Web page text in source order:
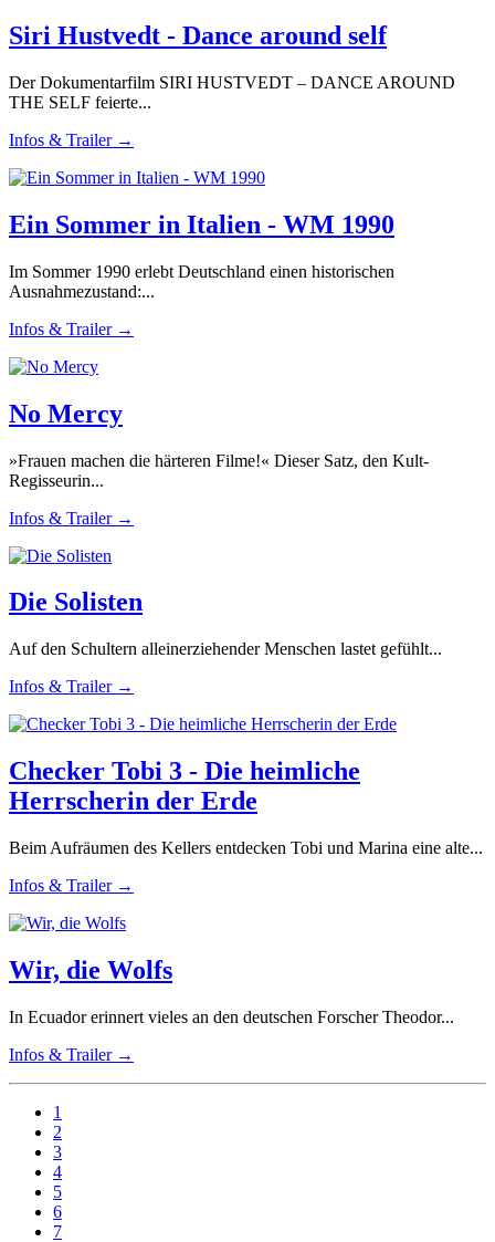
Siri Hustvedt - Dance around self
Der Dokumentarfilm SIRI HUSTVEDT – DANCE AROUND
THE SELF feierte...
Infos & Trailer →
Ein Sommer in Italien - WM 1990
Im Sommer 1990 erlebt Deutschland einen historischen
Ausnahmezustand:...
Infos & Trailer →
No Mercy
»Frauen machen die härteren Filme!« Dieser Satz, den Kult-
Regisseurin...
Infos & Trailer →
Die Solisten
Auf den Schultern alleinerziehender Menschen lastet gefühlt...
Infos & Trailer →
Checker Tobi 3 - Die heimliche
Herrscherin der Erde
Beim Aufräumen des Kellers entdecken Tobi und Marina eine alte...
Infos & Trailer →
Wir, die Wolfs
In Ecuador erinnert vieles an den deutschen Forscher Theodor...
Infos & Trailer →
1
2
3
4
5
6
7